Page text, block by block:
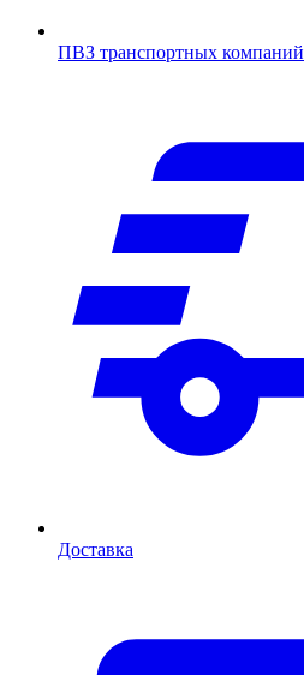
ПВЗ транспортных компаний
Доставка